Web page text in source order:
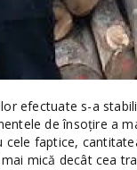
efectuate s-a
de însoțire a
cele faptice,
mică decât cea